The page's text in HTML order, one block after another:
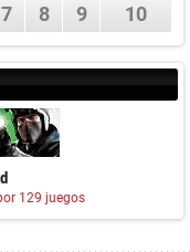
7 8 9 10
129 juegos